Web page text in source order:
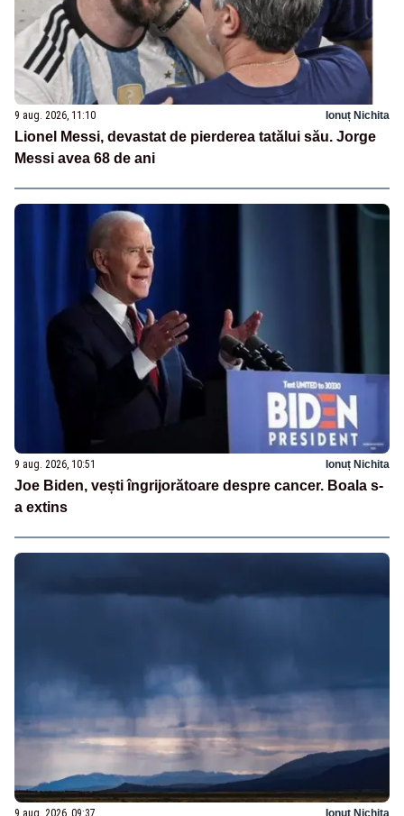
9 aug. 2026, 11:10 Ionuț Nichita
Lionel Messi, devastat de pierderea tatălui său. Jorge
Messi avea 68 de ani
9 aug. 2026, 10:51 Ionuț Nichita
Joe Biden, vești îngrijorătoare despre cancer. Boala s-
a extins
9 aug. 2026, 09:37 Ionuț Nichita